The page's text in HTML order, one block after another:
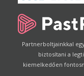
Partnerboltjainkkal
biztosítani a
kiemelkedően